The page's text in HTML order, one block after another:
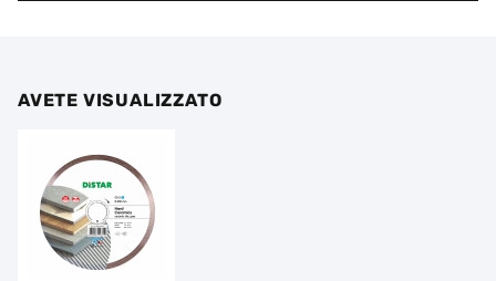
AVETE VISUALIZZATO